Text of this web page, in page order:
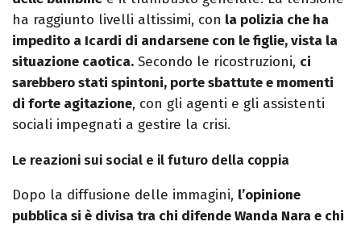
ha raggiunto livelli altissimi, con la polizia che ha
impedito a Icardi di andarsene con le figlie, vista la
situazione caotica. Secondo le ricostruzioni, ci
sarebbero stati spintoni, porte sbattute e momenti
di forte agitazione, con gli agenti e gli assistenti
sociali impegnati a gestire la crisi.
Le reazioni sui social e il futuro della coppia
Dopo la diffusione delle immagini, l’opinione
pubblica si è divisa tra chi difende Wanda Nara e chi